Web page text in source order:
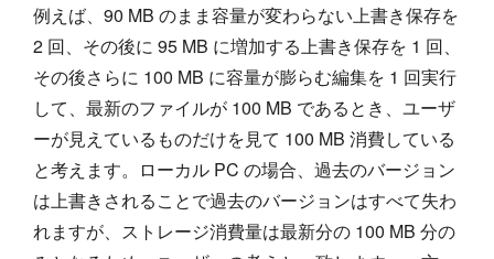
例えば、90 MB のまま容量が変わらない上書き保存を
2 回、その後に 95 MB に増加する上書き保存を 1 回、
その後さらに 100 MB に容量が膨らむ編集を 1 回実行
して、最新のファイルが 100 MB であるとき、ユーザ
ーが見えているものだけを見て 100 MB 消費している
と考えます。ローカル PC の場合、過去のバージョン
は上書きされることで過去のバージョンはすべて失わ
れますが、ストレージ消費量は最新分の 100 MB 分の